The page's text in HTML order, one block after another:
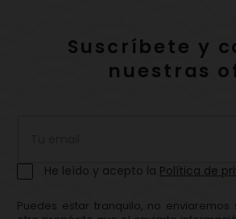
Suscríbete y
nuestras
Puedes estar tranquilo, no
He leído y acepto la Política de